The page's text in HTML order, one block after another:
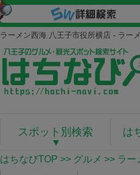
ラーメン西海 八王子市役所横店 - ラー
スポット別検索 は
はちなびTOP >> グルメ >> ラー